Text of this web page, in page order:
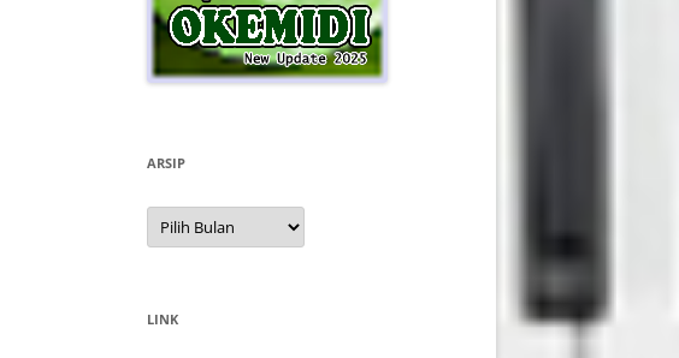
ARSIP
Arsip
LINK